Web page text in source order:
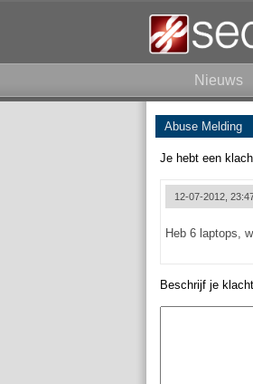
Nieuws
Abuse Melding
Je hebt een
12-07-2012,
Heb 6 laptops,
Beschrijf je